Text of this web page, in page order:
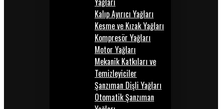
Kalıp Ayırıcı Yağları
Kesme ve Kızak Yağları
Kompresör Yağları
Motor Yağları
Mekanik Katkıları ve
Temizleyiciler
Şanzıman Dişli Yağları
Otomatik Şanzıman